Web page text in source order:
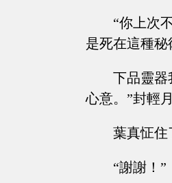
“你上次
是死在這種秘
下品靈器
心意。”封輕
葉真怔住
“謝謝！”